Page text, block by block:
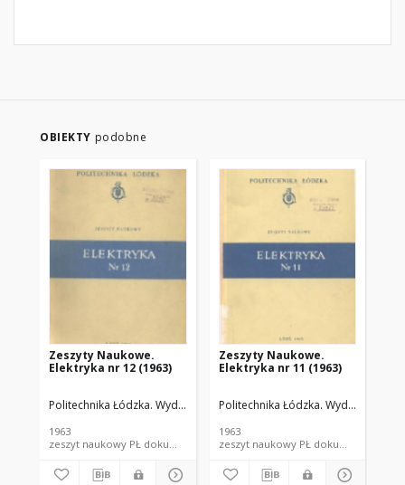
OBIEKTY podobne
Zeszyty Naukowe.
Elektryka nr 12 (1963)
Politechnika Łódzka. Wydział Elektrotechniki, Elektroniki, Informatyki i
1963
zeszyt naukowy PŁ dokument piśmienniczy; dokument elektroniczny
Zeszyty Naukowe.
Elektryka nr 11 (1963)
Politechnika Łódzka. Wydział
1963
zeszyt naukowy PŁ